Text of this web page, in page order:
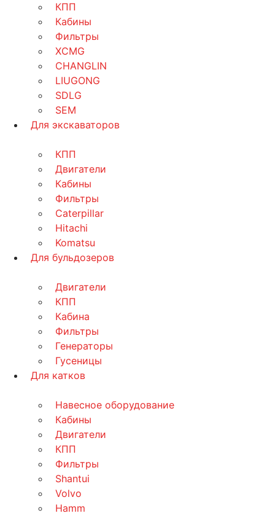
КПП
Кабины
Фильтры
XCMG
CHANGLIN
LIUGONG
SDLG
SEM
Для экскаваторов
КПП
Двигатели
Кабины
Фильтры
Caterpillar
Hitachi
Komatsu
Для бульдозеров
Двигатели
КПП
Кабина
Фильтры
Генераторы
Гусеницы
Для катков
Навесное оборудование
Кабины
Двигатели
КПП
Фильтры
Shantui
Volvo
Hamm